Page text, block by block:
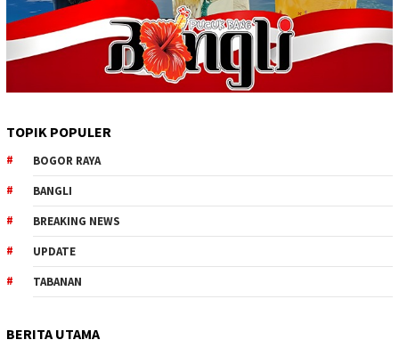
TOPIK POPULER
BOGOR RAYA
BANGLI
BREAKING NEWS
UPDATE
TABANAN
BERITA UTAMA